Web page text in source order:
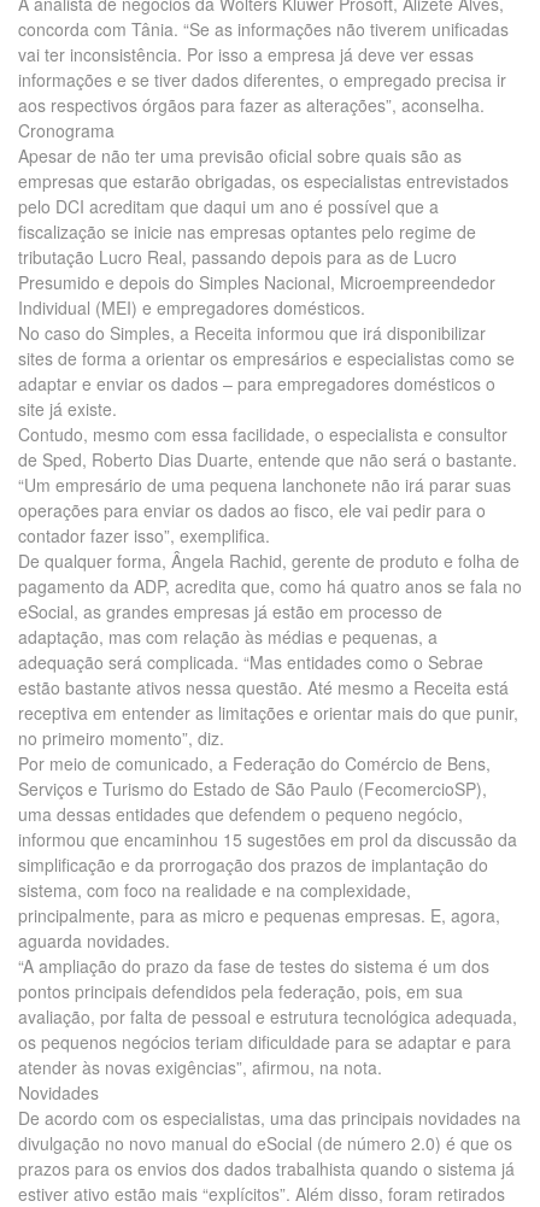
concorda com Tânia. “Se as informações não tiverem unificadas
vai ter inconsistência. Por isso a empresa já deve ver essas
informações e se tiver dados diferentes, o empregado precisa ir
aos respectivos órgãos para fazer as alterações”, aconselha.
Cronograma
Apesar de não ter uma previsão oficial sobre quais são as
empresas que estarão obrigadas, os especialistas entrevistados
pelo DCI acreditam que daqui um ano é possível que a
fiscalização se inicie nas empresas optantes pelo regime de
tributação Lucro Real, passando depois para as de Lucro
Presumido e depois do Simples Nacional, Microempreendedor
Individual (MEI) e empregadores domésticos.
No caso do Simples, a Receita informou que irá disponibilizar
sites de forma a orientar os empresários e especialistas como se
adaptar e enviar os dados – para empregadores domésticos o
site já existe.
Contudo, mesmo com essa facilidade, o especialista e consultor
de Sped, Roberto Dias Duarte, entende que não será o bastante.
“Um empresário de uma pequena lanchonete não irá parar suas
operações para enviar os dados ao fisco, ele vai pedir para o
contador fazer isso”, exemplifica.
De qualquer forma, Ângela Rachid, gerente de produto e folha de
pagamento da ADP, acredita que, como há quatro anos se fala no
eSocial, as grandes empresas já estão em processo de
adaptação, mas com relação às médias e pequenas, a
adequação será complicada. “Mas entidades como o Sebrae
estão bastante ativos nessa questão. Até mesmo a Receita está
receptiva em entender as limitações e orientar mais do que punir,
no primeiro momento”, diz.
Por meio de comunicado, a Federação do Comércio de Bens,
Serviços e Turismo do Estado de São Paulo (FecomercioSP),
uma dessas entidades que defendem o pequeno negócio,
informou que encaminhou 15 sugestões em prol da discussão da
simplificação e da prorrogação dos prazos de implantação do
sistema, com foco na realidade e na complexidade,
principalmente, para as micro e pequenas empresas. E, agora,
aguarda novidades.
“A ampliação do prazo da fase de testes do sistema é um dos
pontos principais defendidos pela federação, pois, em sua
avaliação, por falta de pessoal e estrutura tecnológica adequada,
os pequenos negócios teriam dificuldade para se adaptar e para
atender às novas exigências”, afirmou, na nota.
Novidades
De acordo com os especialistas, uma das principais novidades na
divulgação no novo manual do eSocial (de número 2.0) é que os
prazos para os envios dos dados trabalhista quando o sistema já
estiver ativo estão mais “explícitos”. Além disso, foram retirados